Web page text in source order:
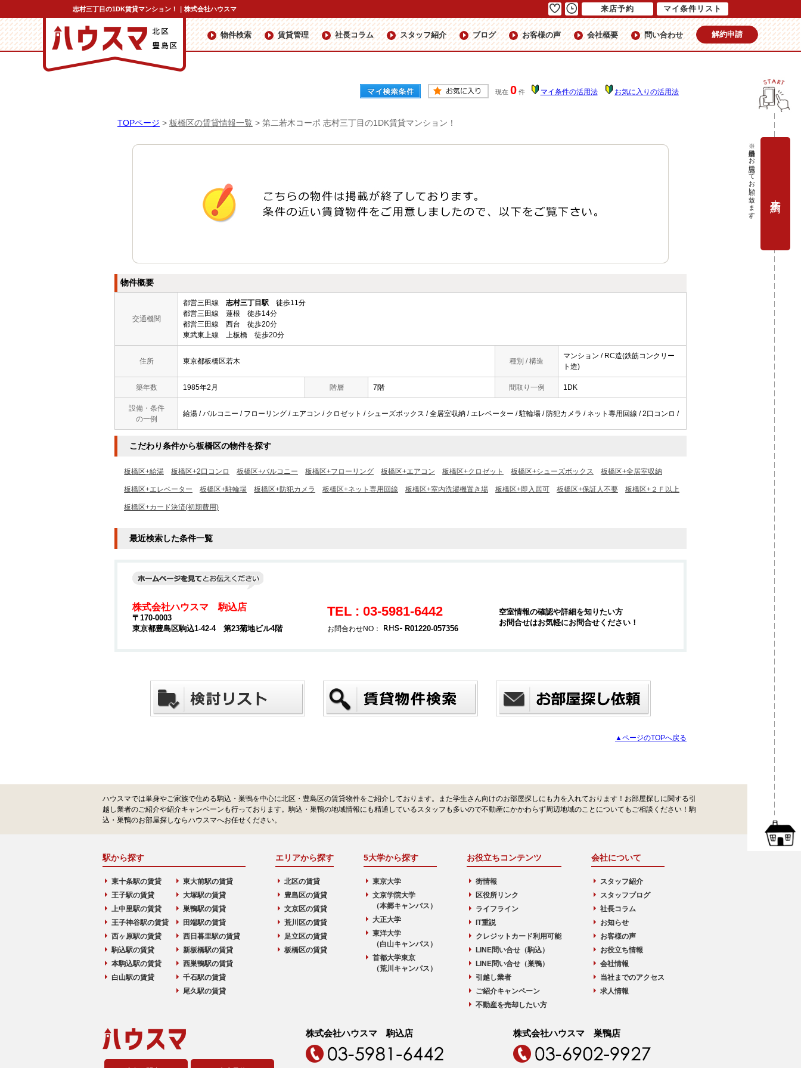
志村三丁目の1DK賃貸マンション！｜株式会社ハウスマ
物件検索 賃貸管理 社長コラム スタッフ紹介 ブログ お客様の声 会社概要 問い合わせ 解約申請
現在 0 件 マイ条件の活用法 お気に入りの活用法
TOPページ > 板橋区の賃貸情報一覧 > 第二若木コーポ 志村三丁目の1DK賃貸マンション！
物件概要
交通機関
都営三田線 志村三丁目駅 徒歩11分
都営三田線 蓮根 徒歩14分
都営三田線 西台 徒歩20分
東武東上線 上板橋 徒歩20分
住所 東京都板橋区若木 種別 / 構造
マンション / RC造(鉄筋コンクリー
ト造)
築年数 1985年2月 階層 7階 間取り一例 1DK
設備・条件
の一例
給湯 / バルコニー / フローリング / エアコン / クロゼット / シューズボックス / 全居室収納 / エレベーター / 駐輪場 / 防犯カメラ / ネット専用回線 / 2口コンロ /
こだわり条件から板橋区の物件を探す
板橋区+給湯 板橋区+2口コンロ 板橋区+バルコニー 板橋区+フローリング 板橋区+エアコン 板橋区+クロゼット 板橋区+シューズボックス 板橋区+全居室収納
板橋区+エレベーター 板橋区+駐輪場 板橋区+防犯カメラ 板橋区+ネット専用回線 板橋区+室内洗濯機置き場 板橋区+即入居可 板橋区+保証人不要 板橋区+２Ｆ以上
板橋区+カード決済(初期費用)
最近検索した条件一覧
株式会社ハウスマ 駒込店
〒170-0003
東京都豊島区駒込1-42-4 第23菊地ビル4階
TEL : 03-5981-6442
お問合わせNO： R01220-057356
空室情報の確認や詳細を知りたい方
お問合せはお気軽にお問合せください！
▲ページのTOPへ戻る
ハウスマでは単身やご家族で住める駒込・巣鴨を中心に北区・豊島区の賃貸物件をご紹介しております。また学生さん向けのお部屋探しにも力を入れております！お部屋探しに関する引
越し業者のご紹介や紹介キャンペーンも行っております。駒込・巣鴨の地域情報にも精通しているスタッフも多いので不動産にかかわらず周辺地域のことについてもご相談ください！駒
込・巣鴨のお部屋探しならハウスマへお任せください。
駅から探す
東十条駅の賃貸
王子駅の賃貸
上中里駅の賃貸
王子神谷駅の賃貸
西ヶ原駅の賃貸
駒込駅の賃貸
本駒込駅の賃貸
白山駅の賃貸
東大前駅の賃貸
大塚駅の賃貸
巣鴨駅の賃貸
田端駅の賃貸
西日暮里駅の賃貸
新板橋駅の賃貸
西巣鴨駅の賃貸
千石駅の賃貸
尾久駅の賃貸
エリアから探す
北区の賃貸
豊島区の賃貸
文京区の賃貸
荒川区の賃貸
足立区の賃貸
板橋区の賃貸
5大学から探す
東京大学
文京学院大学
（本郷キャンパス）
大正大学
東洋大学
（白山キャンパス）
首都大学東京
（荒川キャンパス）
お役立ちコンテンツ
街情報
区役所リンク
ライフライン
IT重説
クレジットカード利用可能
LINE問い合せ（駒込）
LINE問い合せ（巣鴨）
引越し業者
ご紹介キャンペーン
不動産を売却したい方
会社について
スタッフ紹介
スタッフブログ
社長コラム
お知らせ
お客様の声
お役立ち情報
会社情報
当社までのアクセス
求人情報
株式会社ハウスマ 駒込店 株式会社ハウスマ 巣鴨店
来店予約 マイ条件リスト
※当日予約はお電話にてお願い致します。